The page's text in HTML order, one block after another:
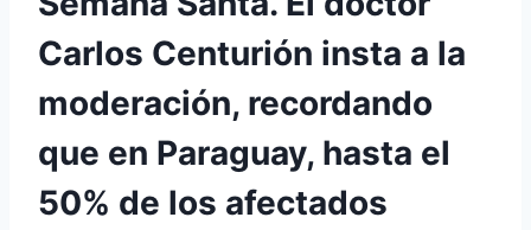
Carlos Centurión insta a la
moderación, recordando
que en Paraguay, hasta el
50% de los afectados